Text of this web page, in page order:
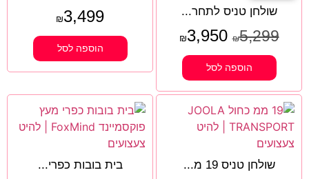
שולחן טניס לתחר...
₪5,299
₪3,950
הוספה לסל
₪3,499
הוספה לסל
שולחן טניס 19 מ... בית בובות כפרי...